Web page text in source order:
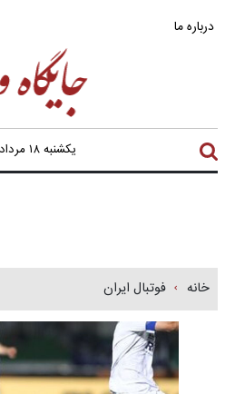
درباره ما
یکشنبه ۱۸ مرداد ۱۴۰۵
خانه فوتبال ایران